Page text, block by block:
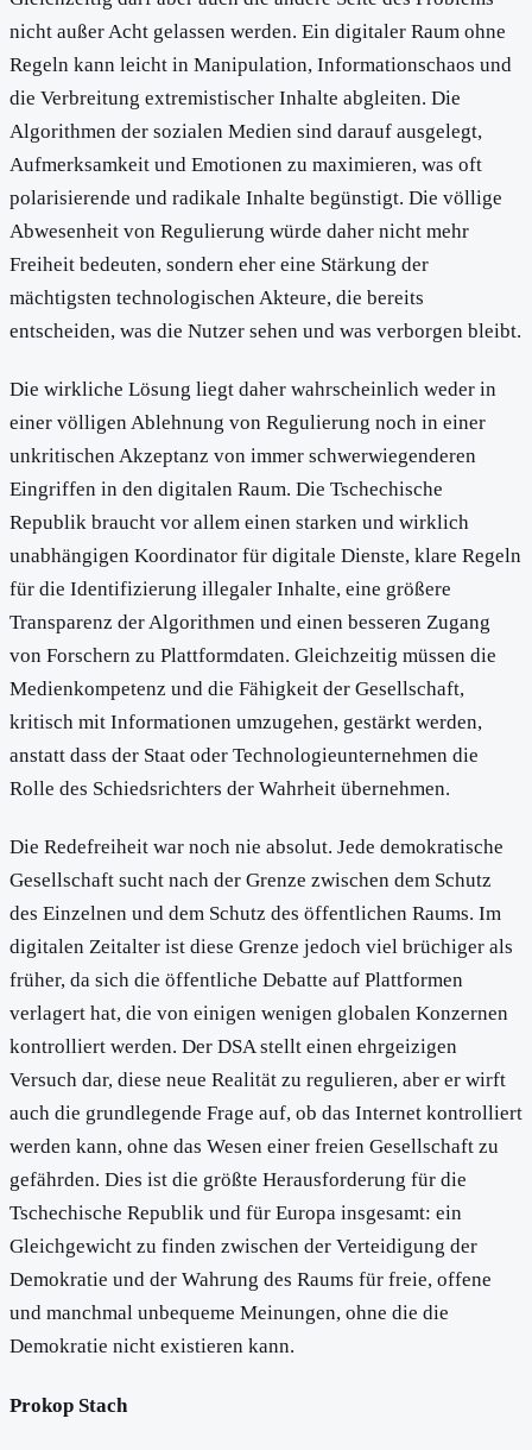
nicht außer Acht gelassen werden. Ein digitaler Raum ohne
Regeln kann leicht in Manipulation, Informationschaos und
die Verbreitung extremistischer Inhalte abgleiten. Die
Algorithmen der sozialen Medien sind darauf ausgelegt,
Aufmerksamkeit und Emotionen zu maximieren, was oft
polarisierende und radikale Inhalte begünstigt. Die völlige
Abwesenheit von Regulierung würde daher nicht mehr
Freiheit bedeuten, sondern eher eine Stärkung der
mächtigsten technologischen Akteure, die bereits
entscheiden, was die Nutzer sehen und was verborgen bleibt.
Die wirkliche Lösung liegt daher wahrscheinlich weder in
einer völligen Ablehnung von Regulierung noch in einer
unkritischen Akzeptanz von immer schwerwiegenderen
Eingriffen in den digitalen Raum. Die Tschechische
Republik braucht vor allem einen starken und wirklich
unabhängigen Koordinator für digitale Dienste, klare Regeln
für die Identifizierung illegaler Inhalte, eine größere
Transparenz der Algorithmen und einen besseren Zugang
von Forschern zu Plattformdaten. Gleichzeitig müssen die
Medienkompetenz und die Fähigkeit der Gesellschaft,
kritisch mit Informationen umzugehen, gestärkt werden,
anstatt dass der Staat oder Technologieunternehmen die
Rolle des Schiedsrichters der Wahrheit übernehmen.
Die Redefreiheit war noch nie absolut. Jede demokratische
Gesellschaft sucht nach der Grenze zwischen dem Schutz
des Einzelnen und dem Schutz des öffentlichen Raums. Im
digitalen Zeitalter ist diese Grenze jedoch viel brüchiger als
früher, da sich die öffentliche Debatte auf Plattformen
verlagert hat, die von einigen wenigen globalen Konzernen
kontrolliert werden. Der DSA stellt einen ehrgeizigen
Versuch dar, diese neue Realität zu regulieren, aber er wirft
auch die grundlegende Frage auf, ob das Internet kontrolliert
werden kann, ohne das Wesen einer freien Gesellschaft zu
gefährden. Dies ist die größte Herausforderung für die
Tschechische Republik und für Europa insgesamt: ein
Gleichgewicht zu finden zwischen der Verteidigung der
Demokratie und der Wahrung des Raums für freie, offene
und manchmal unbequeme Meinungen, ohne die die
Demokratie nicht existieren kann.
Prokop Stach